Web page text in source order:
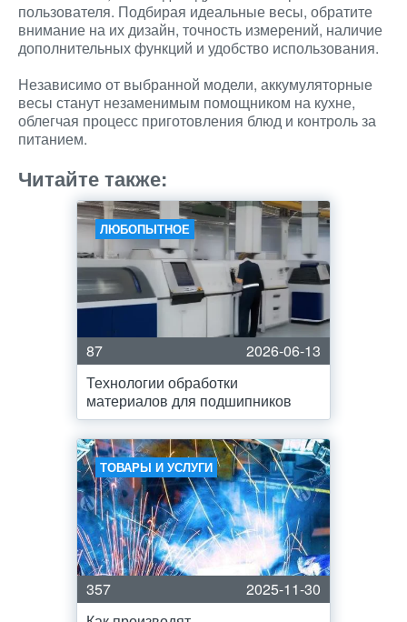
пользователя. Подбирая идеальные весы, обратите
внимание на их дизайн, точность измерений, наличие
дополнительных функций и удобство использования.
Независимо от выбранной модели, аккумуляторные
весы станут незаменимым помощником на кухне,
облегчая процесс приготовления блюд и контроль за
питанием.
Читайте также:
ЛЮБОПЫТНОЕ
87
2026-06-13
Технологии обработки
материалов для подшипников
ТОВАРЫ И УСЛУГИ
357
2025-11-30